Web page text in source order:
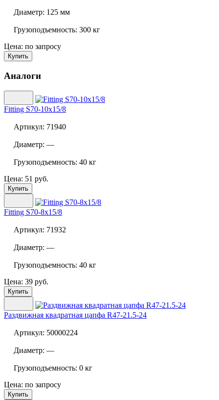
Диаметр: 125 мм
Грузоподъемность: 300 кг
Цена: по запросу
Купить
Аналоги
Fitting S70-10x15/8
Артикул: 71940
Диаметр: —
Грузоподъемность: 40 кг
Цена: 51 руб.
Купить
Fitting S70-8x15/8
Артикул: 71932
Диаметр: —
Грузоподъемность: 40 кг
Цена: 39 руб.
Купить
Раздвижная квадратная цапфа R47-21.5-24
Артикул: 50000224
Диаметр: —
Грузоподъемность: 0 кг
Цена: по запросу
Купить